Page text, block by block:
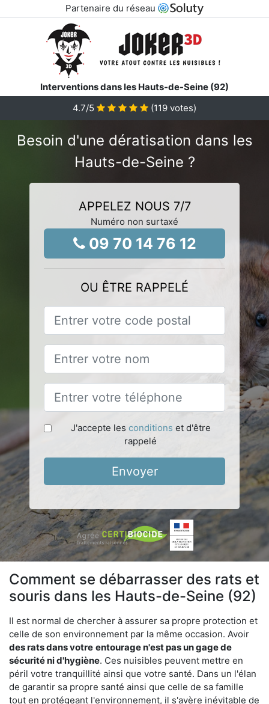
Partenaire du réseau
Interventions dans les Hauts-de-Seine (92)
4.7/5 (119 votes)
Besoin d'une dératisation dans les
Hauts-de-Seine ?
APPELEZ NOUS 7/7
Numéro non surtaxé
09 70 14 76 12
OU ÊTRE RAPPELÉ
J'accepte les conditions et d'être
rappelé
Envoyer
Comment se débarrasser des rats et
souris dans les Hauts-de-Seine (92)
Il est normal de chercher à assurer sa propre protection et
celle de son environnement par la même occasion. Avoir
des rats dans votre entourage n'est pas un gage de
sécurité ni d'hygiène. Ces nuisibles peuvent mettre en
péril votre tranquillité ainsi que votre santé. Dans un l'élan
de garantir sa propre santé ainsi que celle de sa famille
tout en protégeant l'environnement, il s'avère inévitable de